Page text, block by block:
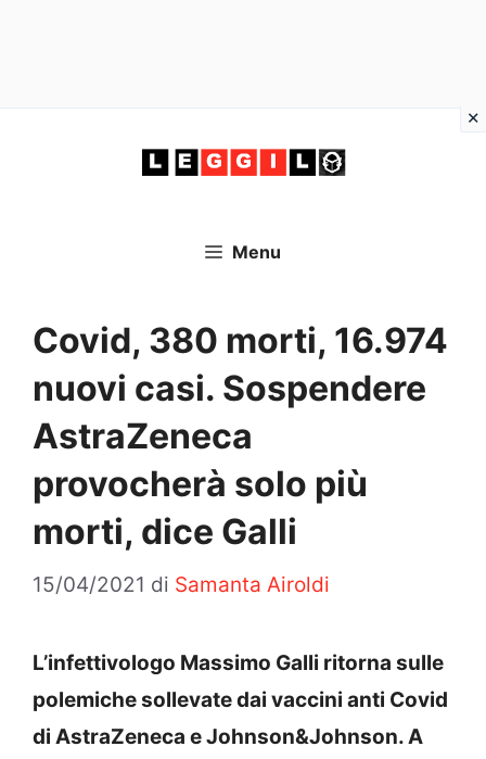
Menu
Covid, 380 morti, 16.974
nuovi casi. Sospendere
AstraZeneca
provocherà solo più
morti, dice Galli
15/04/2021 di Samanta Airoldi
L’infettivologo Massimo Galli ritorna sulle
polemiche sollevate dai vaccini anti Covid
di AstraZeneca e Johnson&Johnson. A